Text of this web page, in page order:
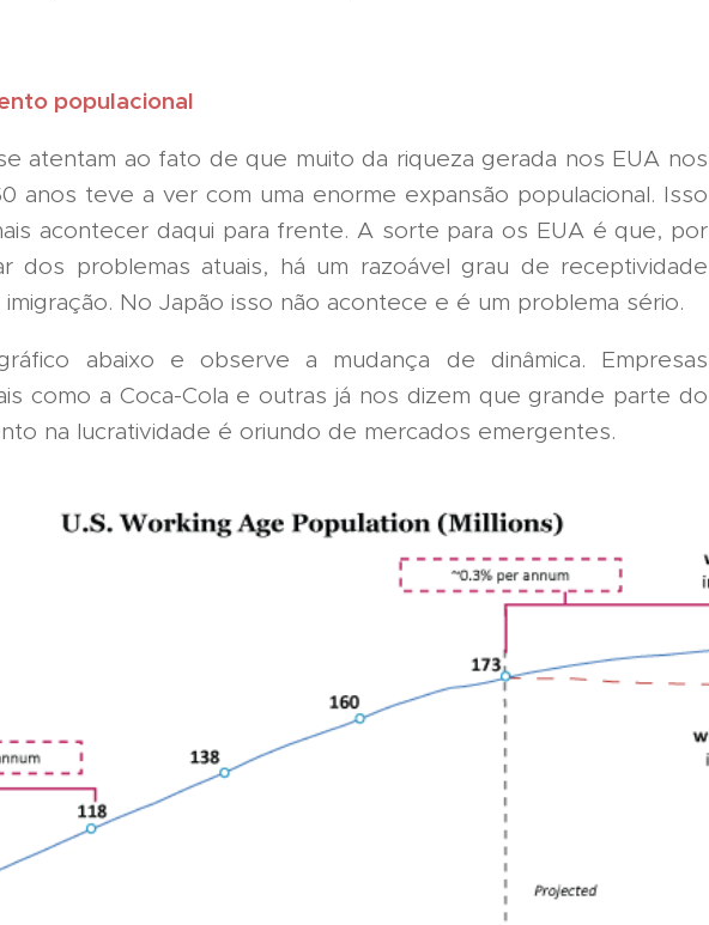
populacional
atentam ao fato de que muito da riqueza gerada nos EUA nos
anos teve a ver com uma enorme expansão populacional. Isso
acontecer daqui para frente. A sorte para os EUA é que, por
dos problemas atuais, há um razoável grau de receptividade
No Japão isso não acontece e é um problema sério.
abaixo e observe a mudança de dinâmica. Empresas
como a Coca-Cola e outras já nos dizem que grande parte do
na lucratividade é oriundo de mercados emergentes.